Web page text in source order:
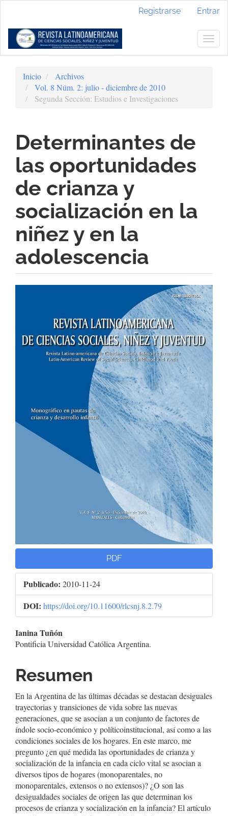
Contenido
principal
Barra
Registrarse Entrar
Inicio
Archivos
Vol. 8 Núm. 2: julio - diciembre de 2010
Segunda Sección: Estudios e Investigaciones
Determinantes de
las oportunidades
de crianza y
socialización en la
niñez y en la
adolescencia
lateral
del
artículo
PDF
Publicado: 2010-11-24
DOI: https://doi.org/10.11600/rlcsnj.8.2.79
Contenido
del
artículo
Ianina Tuñón
Pontificia Universidad Católica Argentina.
Resumen
En la Argentina de las últimas décadas se destacan desiguales
trayectorias y transiciones de vida sobre las nuevas
generaciones, que se asocian a un conjunto de factores de
índole socio-económico y políticoinstitucional, así como a las
condiciones sociales de los hogares. En este marco, me
pregunto ¿en qué medida las oportunidades de crianza y
socialización de la infancia en cada ciclo vital se asocian a
diversos tipos de hogares (monoparentales, no
monoparentales, extensos o no extensos)? ¿O son las
desigualdades sociales de origen las que determinan los
procesos de crianza y socialización en la infancia? El artículo